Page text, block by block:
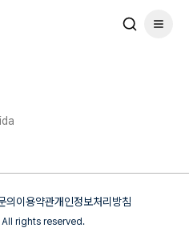
의 이용약관개인정보처리방침
All rights reserved.